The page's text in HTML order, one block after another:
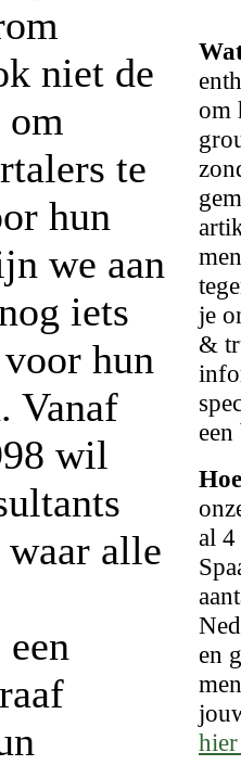
niet de
te
hun
we aan
iets
hun
Vanaf
wil
waar alle
om
je
&
al 4
en